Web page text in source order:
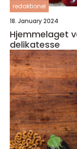
redaktionel
18. January 2024
Hjemmelaget
delikatesse